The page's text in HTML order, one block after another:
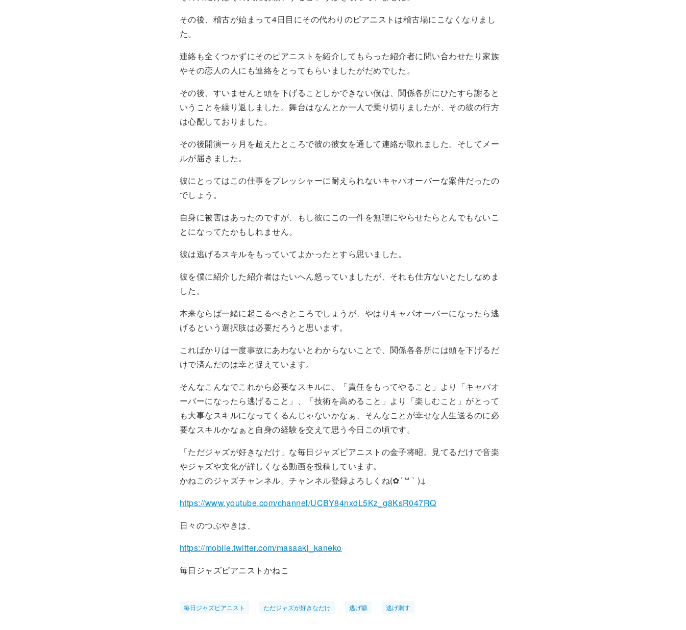
その後、稽古が始まって4日目にその代わりのピアニストは稽古場にこなくなりまし
た。
連絡も全くつかずにそのピアニストを紹介してもらった紹介者に問い合わせたり家族
やその恋人の人にも連絡をとってもらいましたがだめでした。
その後、すいませんと頭を下げることしかできない僕は、関係各所にひたすら謝ると
いうことを繰り返しました。舞台はなんとか一人で乗り切りましたが、その彼の行方
は心配しておりました。
その後開演一ヶ月を超えたところで彼の彼女を通して連絡が取れました。そしてメー
ルが届きました。
彼にとってはこの仕事をプレッシャーに耐えられないキャパオーバーな案件だったの
でしょう。
自身に被害はあったのですが、もし彼にこの一件を無理にやらせたらとんでもないこ
とになってたかもしれません。
彼は逃げるスキルをもっていてよかったとすら思いました。
彼を僕に紹介した紹介者はたいへん怒っていましたが、それも仕方ないとたしなめま
した。
本来ならば一緒に起こるべきところでしょうが、やはりキャパオーバーになったら逃
げるという選択肢は必要だろうと思います。
こればかりは一度事故にあわないとわからないことで、関係各各所には頭を下げるだ
けで済んだのは幸と捉えています。
そんなこんなでこれから必要なスキルに、「責任をもってやること」より「キャパオ
ーバーになったら逃げること」、「技術を高めること」より「楽しむこと」がとって
も大事なスキルになってくるんじゃないかなぁ、そんなことが幸せな人生送るのに必
要なスキルかなぁと自身の経験を交えて思う今日この頃です。
「ただジャズが好きなだけ」な毎日ジャズピアニストの金子将昭。見てるだけで音楽
やジャズや文化が詳しくなる動画を投稿しています。
かねこのジャズチャンネル。チャンネル登録よろしくね(✿︎´ ꒳ ` )↓
https://www.youtube.com/channel/UCBY84nxdL5Kz_g8KsR047RQ
日々のつぶやきは、
https://mobile.twitter.com/masaaki_kaneko
毎日ジャズピアニストかねこ
毎日ジャズピアニスト ただジャズが好きなだけ 逃げ癖 逃げ刺す